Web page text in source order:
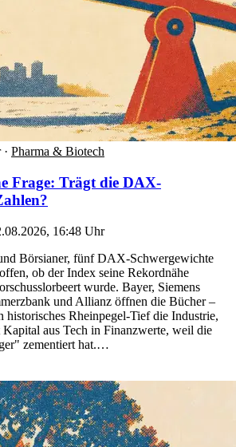
· Pharma & Biotech
Frage: Trägt die DAX-
16:48 Uhr
Börsianer, fünf DAX-Schwergewichte
ob der Index seine Rekordnähe
wurde. Bayer, Siemens
und Allianz öffnen die Bücher –
historisches Rheinpegel-Tief die Industrie,
aus Tech in Finanzwerte, weil die
zementiert hat.…